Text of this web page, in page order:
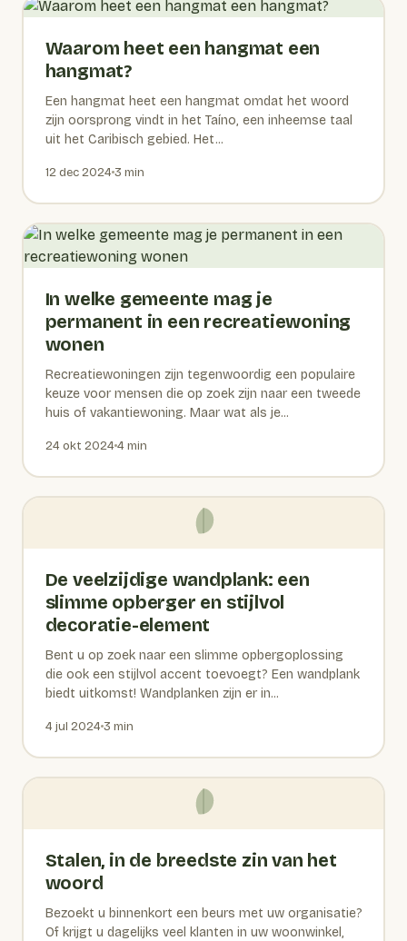
Waarom heet een hangmat een
hangmat?
Een hangmat heet een hangmat omdat het woord
zijn oorsprong vindt in het Taíno, een inheemse taal
uit het Caribisch gebied. Het...
12 dec 2024 3 min
In welke gemeente mag je
permanent in een recreatiewoning
wonen
Recreatiewoningen zijn tegenwoordig een populaire
keuze voor mensen die op zoek zijn naar een tweede
huis of vakantiewoning. Maar wat als je...
24 okt 2024 4 min
De veelzijdige wandplank: een
slimme opberger en stijlvol
decoratie-element
Bent u op zoek naar een slimme opbergoplossing
die ook een stijlvol accent toevoegt? Een wandplank
biedt uitkomst! Wandplanken zijn er in...
4 jul 2024 3 min
Stalen, in de breedste zin van het
woord
Bezoekt u binnenkort een beurs met uw organisatie?
Of krijgt u dagelijks veel klanten in uw woonwinkel,